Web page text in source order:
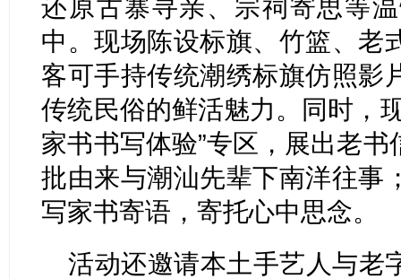
还原古寨寻亲、宗祠寄思等
中。现场陈设标旗、竹篮、老
客可手持传统潮绣标旗仿照影
传统民俗的鲜活魅力。同时，
家书书写体验”专区，展出老
批由来与潮汕先辈下南洋往事
写家书寄语，寄托心中思念。
活动还邀请本土手艺人与老